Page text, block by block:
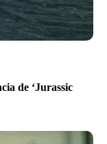
de ‘Jurassic